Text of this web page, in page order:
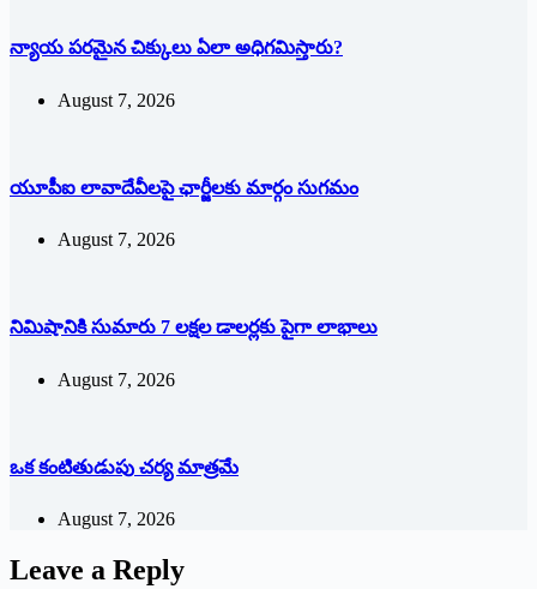
న్యాయ పరమైన చిక్కులు ఏలా అధిగమిస్తారు?
August 7, 2026
యూపీఐ లావాదేవీలపై ఛార్జీలకు మార్గం సుగమం
August 7, 2026
నిమిషానికి సుమారు 7 లక్షల డాలర్లకు పైగా లాభాలు
August 7, 2026
ఒక కంటితుడుపు చర్య మాత్రమే
August 7, 2026
Leave a Reply